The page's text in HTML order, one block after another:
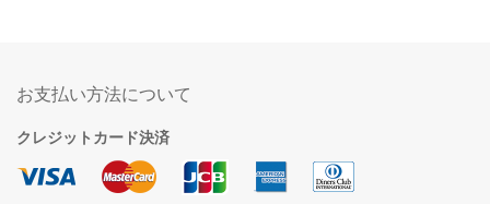
お支払い方法について
クレジットカード決済